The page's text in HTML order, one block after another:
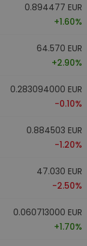
0.894477 EUR
+1.60%
64.570 EUR
+2.90%
0.283094000 EUR
-0.10%
0.884503 EUR
-1.20%
47.030 EUR
-2.50%
0.060713000 EUR
+1.70%